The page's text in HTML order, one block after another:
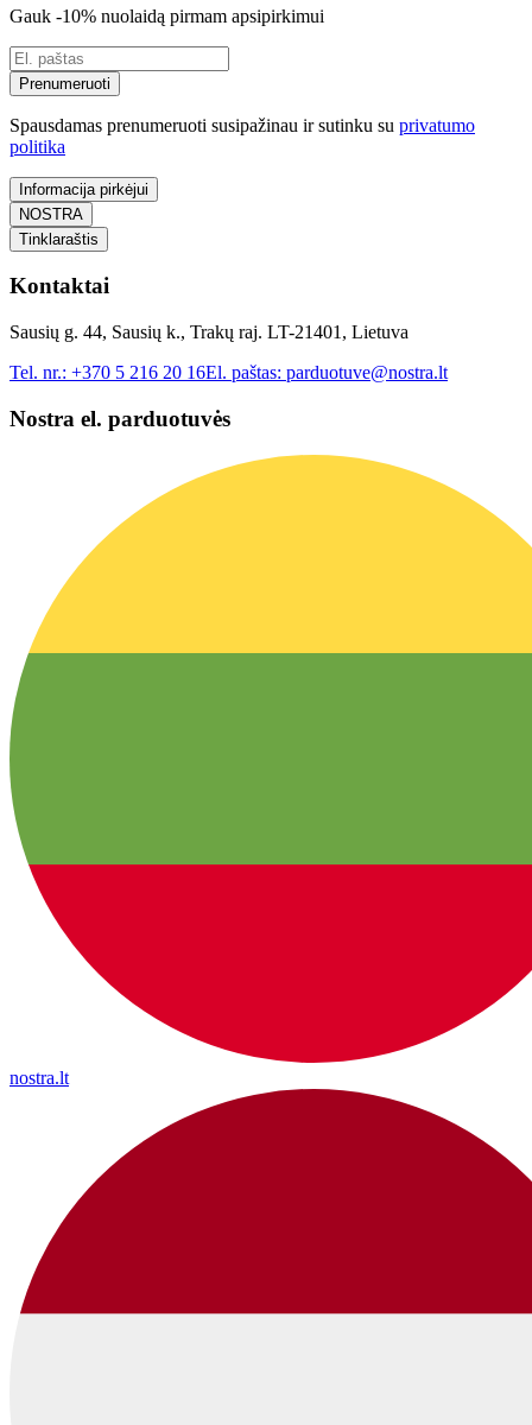
Gauk -10% nuolaidą pirmam apsipirkimui
Prenumeruoti
Spausdamas prenumeruoti susipažinau ir sutinku su privatumo
politika
Informacija pirkėjui
NOSTRA
Tinklaraštis
Kontaktai
Sausių g. 44, Sausių k., Trakų raj. LT-21401, Lietuva
Tel. nr.: +370 5 216 20 16El. paštas: parduotuve@nostra.lt
Nostra el. parduotuvės
nostra.lt